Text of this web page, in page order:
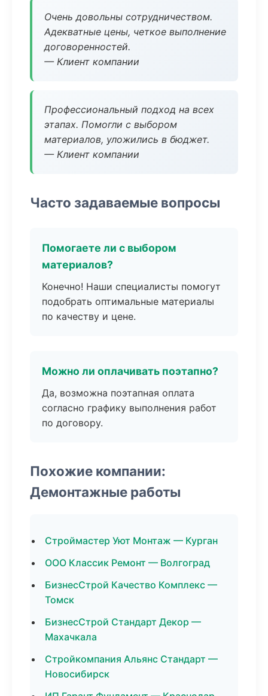
Очень довольны сотрудничеством.
Адекватные цены, четкое выполнение
договоренностей.
— Клиент компании
Профессиональный подход на всех
этапах. Помогли с выбором
материалов, уложились в бюджет.
— Клиент компании
Часто задаваемые вопросы
Помогаете ли с выбором
материалов?
Конечно! Наши специалисты помогут
подобрать оптимальные материалы
по качеству и цене.
Можно ли оплачивать поэтапно?
Да, возможна поэтапная оплата
согласно графику выполнения работ
по договору.
Похожие компании:
Демонтажные работы
Строймастер Уют Монтаж — Курган
ООО Классик Ремонт — Волгоград
БизнесСтрой Качество Комплекс —
Томск
БизнесСтрой Стандарт Декор —
Махачкала
Стройкомпания Альянс Стандарт —
Новосибирск